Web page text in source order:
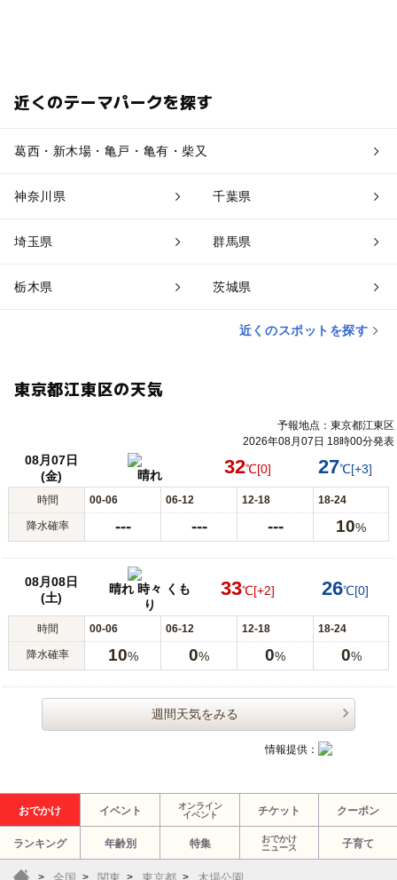
近くのテーマパークを探す
葛西・新木場・亀戸・亀有・柴又
神奈川県 千葉県
埼玉県 群馬県
栃木県 茨城県
近くのスポットを探す
東京都江東区の天気
予報地点：東京都江東区
2026年08月07日 18時00分発表
08月07日
(金)
晴れ 32℃[0] 27℃[+3]
時間 00-06 06-12 12-18 18-24
降水確率 --- --- --- 10%
08月08日
(土)
晴れ 時々 くも
り
33℃[+2] 26℃[0]
時間 00-06 06-12 12-18 18-24
降水確率 10% 0% 0% 0%
週間天気をみる
情報提供：
おでかけ イベント
オンライン
イベント
チケット クーポン
ランキング 年齢別 特集
おでかけ
ニュース
子育て